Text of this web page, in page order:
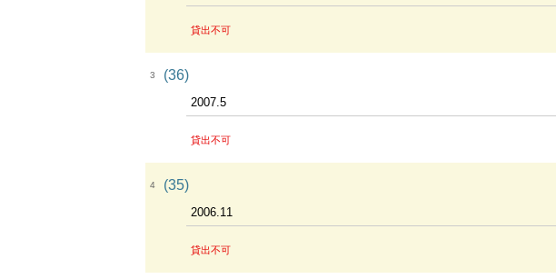
貸出不可
3 (36)
2007.5
貸出不可
4 (35)
2006.11
貸出不可